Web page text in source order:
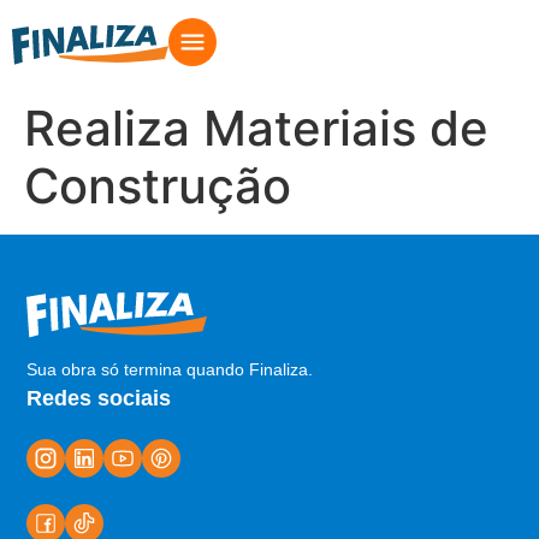
Realiza Materiais de
Construção
Sua obra só termina quando Finaliza.
Redes sociais